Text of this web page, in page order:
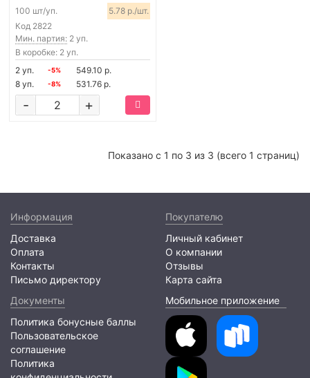
Код 2822
100 шт/уп. 5.78 р./шт.
Мин. партия: 2 уп.
В коробке: 2 уп.
2 уп.
-5%
549.10 р.
8 уп.
-8% 531.76 р.
+
-
Показано с 1 по 3 из 3 (всего 1 страниц)
Информация
Доставка
Оплата
Контакты
Письмо директору
Покупателю
Личный кабинет
О компании
Отзывы
Карта сайта
Документы
Политика бонусные баллы
Пользовательское
соглашение
Политика
Мобильное приложение